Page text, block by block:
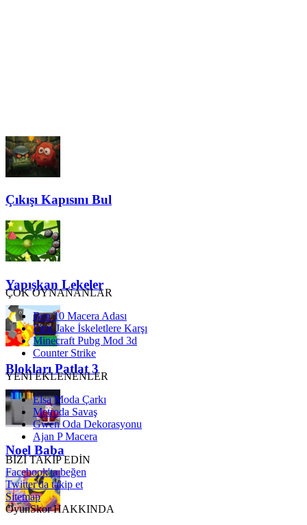
Çıkışı Kapısını Bul
Yapışkan Lekeler
Blokları Patlat 3
Noel Baba
ÇOK OYNANANLAR
Ben 10 Macera Adası
Finn Jake İskeletlere Karşı
Minecraft Pubg Mod 3d
Counter Strike
YENİ EKLENENLER
Elsa Moda Çarkı
Metroda Savaş
Gwen Oda Dekorasyonu
Ajan P Macera
BİZİ TAKİP EDİN
Facebook'ta beğen
Twitter'da takip et
Sitemap
OyunSkor HAKKINDA